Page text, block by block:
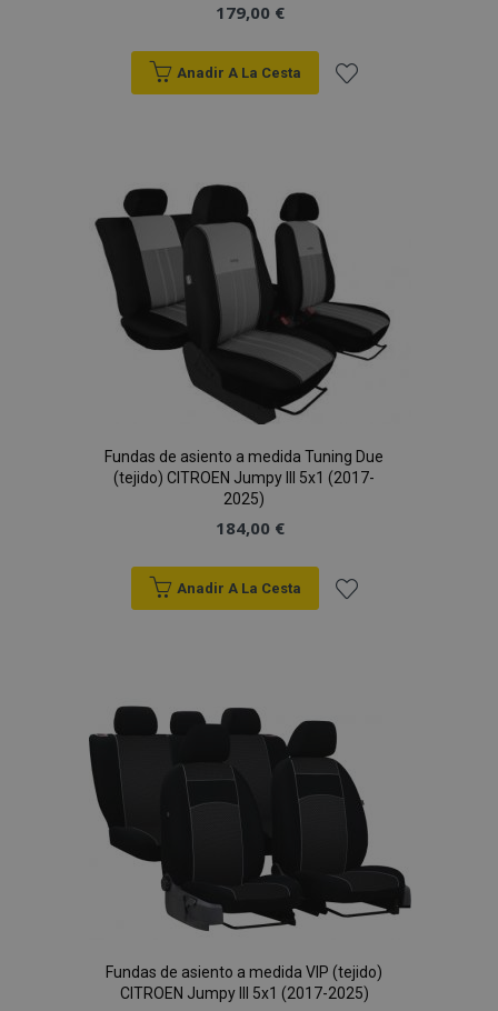
179,00 €
Anadir A La Cesta
Deseos
Fundas de asiento a medida Tuning Due
(tejido) CITROEN Jumpy III 5x1 (2017-
2025)
184,00 €
Anadir A La Cesta
Lista
de
Deseos
Fundas de asiento a medida VIP (tejido)
CITROEN Jumpy III 5x1 (2017-2025)